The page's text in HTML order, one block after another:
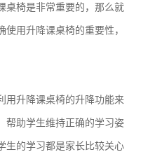
桌椅是非常重要的，那么就
用升降课桌椅的重要性，
用升降课桌椅的升降功能来
帮助学生维持正确的学习姿
生的学习都是家长比较关心